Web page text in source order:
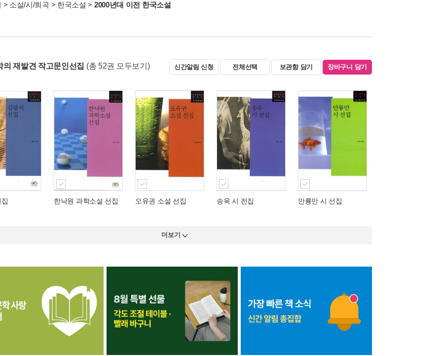
> 소설/시/희곡 > 한국소설 > 2000년대 이전 한국소설
의 재발견 작고문인선집 (총 52권 모두보기) 신간알림 신청 전체선택 보관함 담기 장바구니 담기
한낙원 과학소설 선집 오유권 소설 선집 송욱 시 전집 안룡만 시 선집
더보기